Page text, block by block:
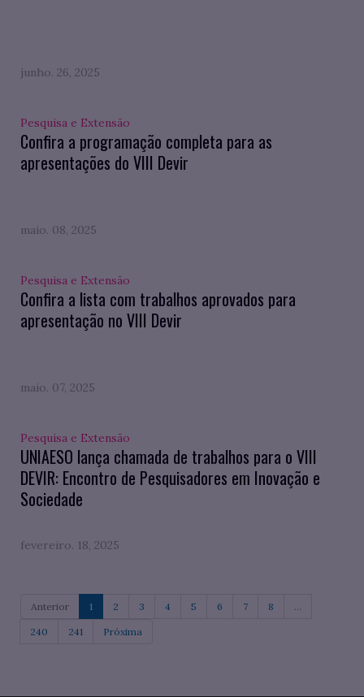
junho. 26, 2025
Pesquisa e Extensão
Confira a programação completa para as
apresentações do VIII Devir
maio. 08, 2025
Pesquisa e Extensão
Confira a lista com trabalhos aprovados para
apresentação no VIII Devir
maio. 07, 2025
Pesquisa e Extensão
UNIAESO lança chamada de trabalhos para o VIII
DEVIR: Encontro de Pesquisadores em Inovação e
Sociedade
fevereiro. 18, 2025
Anterior 1 2 3 4 5 6 7 8 ...
240 241 Próxima